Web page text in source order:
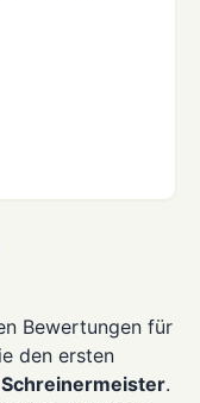
Bewertungen für
den ersten
Schreinermeister.